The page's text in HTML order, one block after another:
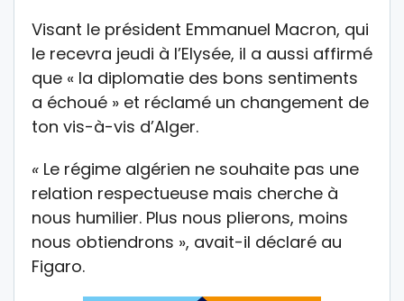
Visant le président Emmanuel Macron, qui
le recevra jeudi à l’Elysée, il a aussi affirmé
que « la diplomatie des bons sentiments
a échoué » et réclamé un changement de
ton vis-à-vis d’Alger.
« Le régime algérien ne souhaite pas une
relation respectueuse mais cherche à
nous humilier. Plus nous plierons, moins
nous obtiendrons », avait-il déclaré au
Figaro.